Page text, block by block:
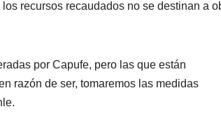
recursos recaudados no se destinan a
por Capufe, pero las que están
razón de ser, tomaremos las medidas